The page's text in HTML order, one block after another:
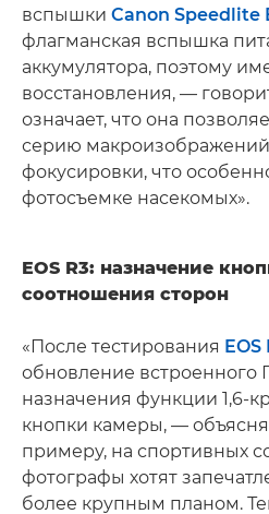
вспышки Canon Speedlite
флагманская вспышка
аккумулятора, поэтому
восстановления, —
означает, что она
серию макроизображений
фокусировки, что
фотосъемке насекомых».
EOS R3: назначение
соотношения сторон
«После тестирования EOS
обновление встроенного
назначения функции 1,6-
кнопки камеры, —
примеру, на спортивных
фотографы хотят
более крупным планом.